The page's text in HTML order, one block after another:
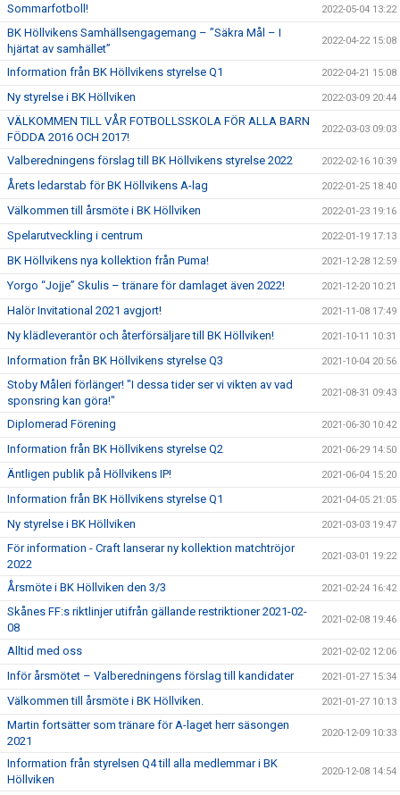
Sommarfotboll! 2022-05-04 13:22
BK Höllvikens Samhällsengagemang – ”Säkra Mål – I
hjärtat av samhället”
2022-04-22 15:08
Information från BK Höllvikens styrelse Q1 2022-04-21 15:08
Ny styrelse i BK Höllviken 2022-03-09 20:44
VÄLKOMMEN TILL VÅR FOTBOLLSSKOLA FÖR ALLA BARN
FÖDDA 2016 OCH 2017!
2022-03-03 09:03
Valberedningens förslag till BK Höllvikens styrelse 2022 2022-02-16 10:39
Årets ledarstab för BK Höllvikens A-lag 2022-01-25 18:40
Välkommen till årsmöte i BK Höllviken 2022-01-23 19:16
Spelarutveckling i centrum 2022-01-19 17:13
BK Höllvikens nya kollektion från Puma! 2021-12-28 12:59
Yorgo “Jojje” Skulis – tränare för damlaget även 2022! 2021-12-20 10:21
Halör Invitational 2021 avgjort! 2021-11-08 17:49
Ny klädleverantör och återförsäljare till BK Höllviken! 2021-10-11 10:31
Information från BK Höllvikens styrelse Q3 2021-10-04 20:56
Stoby Måleri förlänger! "I dessa tider ser vi vikten av vad
sponsring kan göra!"
2021-08-31 09:43
Diplomerad Förening 2021-06-30 10:42
Information från BK Höllvikens styrelse Q2 2021-06-29 14:50
Äntligen publik på Höllvikens IP! 2021-06-04 15:20
Information från BK Höllvikens styrelse Q1 2021-04-05 21:05
Ny styrelse i BK Höllviken 2021-03-03 19:47
För information - Craft lanserar ny kollektion matchtröjor
2022
2021-03-01 19:22
Årsmöte i BK Höllviken den 3/3 2021-02-24 16:42
Skånes FF:s riktlinjer utifrån gällande restriktioner 2021-02-
08
2021-02-08 19:46
Alltid med oss 2021-02-02 12:06
Inför årsmötet – Valberedningens förslag till kandidater 2021-01-27 15:34
Välkommen till årsmöte i BK Höllviken. 2021-01-27 10:13
Martin fortsätter som tränare för A-laget herr säsongen
2021
2020-12-09 10:33
Information från styrelsen Q4 till alla medlemmar i BK
Höllviken
2020-12-08 14:54